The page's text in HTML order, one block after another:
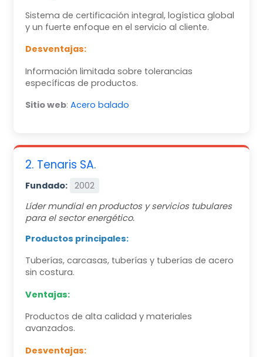
Sistema de certificación integral, logística global
y un fuerte enfoque en el servicio al cliente.
Desventajas:
Información limitada sobre tolerancias
específicas de productos.
Sitio web: Acero balado
2. Tenaris SA.
Fundado:
2002
Líder mundial en productos y servicios tubulares
para el sector energético.
Productos principales:
Tuberías, carcasas, tuberías y tuberías de acero
sin costura.
Ventajas:
Productos de alta calidad y materiales
avanzados.
Desventajas: